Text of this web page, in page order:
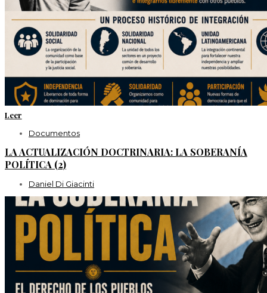
Leer
Documentos
LA ACTUALIZACIÓN DOCTRINARIA: LA SOBERANÍA
POLÍTICA (2)
Daniel Di Giacinti